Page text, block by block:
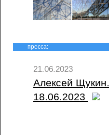
пресса:
21.06.2023
Алексей
18.06.2023